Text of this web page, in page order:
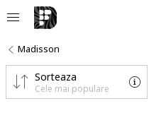
Madisson
Sorteaza
Cele mai populare